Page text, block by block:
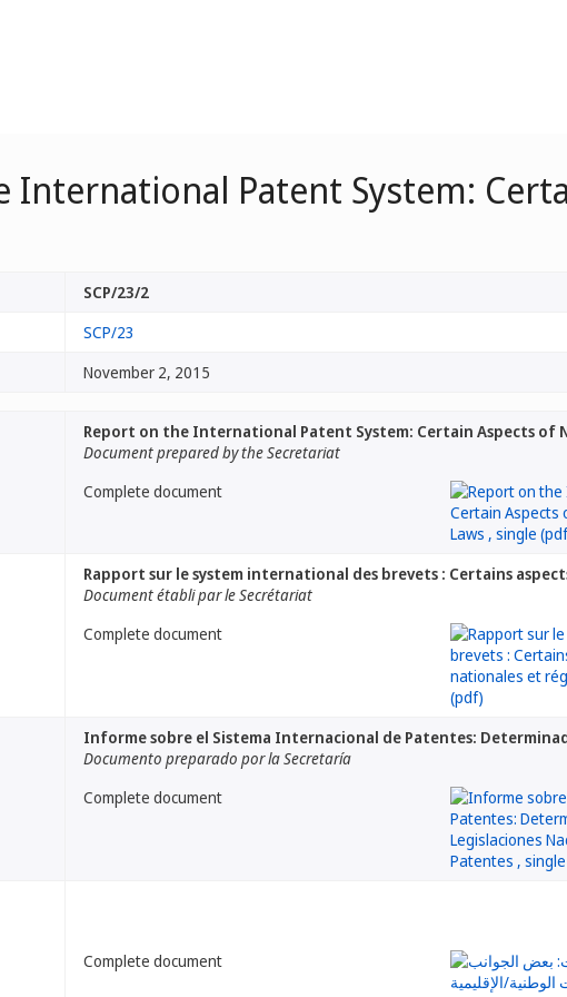
International Patent System:
SCP/23/2
SCP/23
November 2, 2015
Report on the International Patent System: Certain Aspects of
Document prepared by the Secretariat
Complete document
Rapport sur le system international des brevets : Certains
Document établi par le Secrétariat
Complete document
Informe sobre el Sistema Internacional de Patentes:
Documento preparado por la Secretaría
Complete document
Complete document